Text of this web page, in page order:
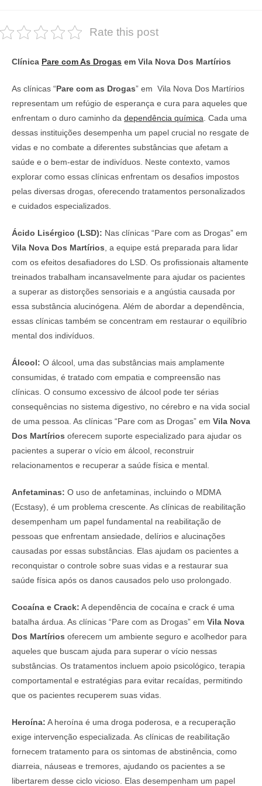
Rate this post
Clínica Pare com As Drogas em Vila Nova Dos Martírios
As clínicas “Pare com as Drogas” em Vila Nova Dos Martírios
representam um refúgio de esperança e cura para aqueles que
enfrentam o duro caminho da dependência química . Cada uma
dessas instituições desempenha um papel crucial no resgate de
vidas e no combate a diferentes substâncias que afetam a
saúde e o bem-estar de indivíduos. Neste contexto, vamos
explorar como essas clínicas enfrentam os desafios impostos
pelas diversas drogas, oferecendo tratamentos personalizados
e cuidados especializados.
Ácido Lisérgico (LSD): Nas clínicas “Pare com as Drogas” em
Vila Nova Dos Martírios , a equipe está preparada para lidar
com os efeitos desafiadores do LSD. Os profissionais altamente
treinados trabalham incansavelmente para ajudar os pacientes
a superar as distorções sensoriais e a angústia causada por
essa substância alucinógena. Além de abordar a dependência,
essas clínicas também se concentram em restaurar o equilíbrio
mental dos indivíduos.
Álcool: O álcool, uma das substâncias mais amplamente
consumidas, é tratado com empatia e compreensão nas
clínicas. O consumo excessivo de álcool pode ter sérias
consequências no sistema digestivo, no cérebro e na vida social
de uma pessoa. As clínicas “Pare com as Drogas” em Vila Nova
Dos Martírios oferecem suporte especializado para ajudar os
pacientes a superar o vício em álcool, reconstruir
relacionamentos e recuperar a saúde física e mental.
Anfetaminas: O uso de anfetaminas, incluindo o MDMA
(Ecstasy), é um problema crescente. As clínicas de reabilitação
desempenham um papel fundamental na reabilitação de
pessoas que enfrentam ansiedade, delírios e alucinações
causadas por essas substâncias. Elas ajudam os pacientes a
reconquistar o controle sobre suas vidas e a restaurar sua
saúde física após os danos causados pelo uso prolongado.
Cocaína e Crack: A dependência de cocaína e crack é uma
batalha árdua. As clínicas “Pare com as Drogas” em Vila Nova
Dos Martírios oferecem um ambiente seguro e acolhedor para
aqueles que buscam ajuda para superar o vício nessas
substâncias. Os tratamentos incluem apoio psicológico, terapia
comportamental e estratégias para evitar recaídas, permitindo
que os pacientes recuperem suas vidas.
Heroína: A heroína é uma droga poderosa, e a recuperação
exige intervenção especializada. As clínicas de reabilitação
fornecem tratamento para os sintomas de abstinência, como
diarreia, náuseas e tremores, ajudando os pacientes a se
libertarem desse ciclo vicioso. Elas desempenham um papel